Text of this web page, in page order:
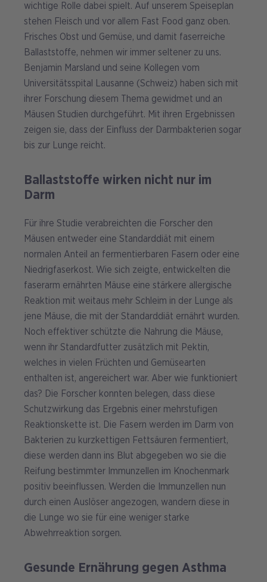
wichtige Rolle dabei spielt. Auf unserem Speiseplan
stehen Fleisch und vor allem Fast Food ganz oben.
Frisches Obst und Gemüse, und damit faserreiche
Ballaststoffe, nehmen wir immer seltener zu uns.
Benjamin Marsland und seine Kollegen vom
Universitätsspital Lausanne (Schweiz) haben sich mit
ihrer Forschung diesem Thema gewidmet und an
Mäusen Studien durchgeführt. Mit ihren Ergebnissen
zeigen sie, dass der Einfluss der Darmbakterien sogar
bis zur Lunge reicht.
Ballaststoffe wirken nicht nur im
Darm
Für ihre Studie verabreichten die Forscher den
Mäusen entweder eine Standarddiät mit einem
normalen Anteil an fermentierbaren Fasern oder eine
Niedrigfaserkost. Wie sich zeigte, entwickelten die
faserarm ernährten Mäuse eine stärkere allergische
Reaktion mit weitaus mehr Schleim in der Lunge als
jene Mäuse, die mit der Standarddiät ernährt wurden.
Noch effektiver schützte die Nahrung die Mäuse,
wenn ihr Standardfutter zusätzlich mit Pektin,
welches in vielen Früchten und Gemüsearten
enthalten ist, angereichert war. Aber wie funktioniert
das? Die Forscher konnten belegen, dass diese
Schutzwirkung das Ergebnis einer mehrstufigen
Reaktionskette ist. Die Fasern werden im Darm von
Bakterien zu kurzkettigen Fettsäuren fermentiert,
diese werden dann ins Blut abgegeben wo sie die
Reifung bestimmter Immunzellen im Knochenmark
positiv beeinflussen. Werden die Immunzellen nun
durch einen Auslöser angezogen, wandern diese in
die Lunge wo sie für eine weniger starke
Abwehrreaktion sorgen.
Gesunde Ernährung gegen Asthma